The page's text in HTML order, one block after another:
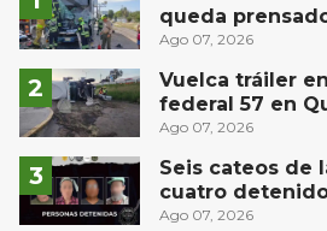
queda
materialista en
Ago 07, 2026
Vuelca tráiler
federal 57 en
derrame de
Ago 07, 2026
Seis cateos de
cuatro
dosis
Ago 07, 2026